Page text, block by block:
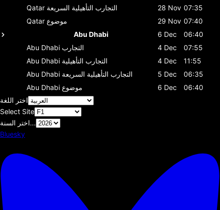
Qatar التجارب التأهيلية السريعة 28 Nov 07:35
Qatar موضوع 29 Nov 07:40
Abu Dhabi
6 Dec
06:40
Abu Dhabi التجارب 4 Dec
07:55
Abu Dhabi التجارب التأهيلية 4 Dec
11:55
Abu Dhabi التجارب التأهيلية السريعة 5 Dec
06:35
Abu Dhabi موضوع 6 Dec
06:40
اختر اللغة
Select Site
اختر السنة...
Bluesky